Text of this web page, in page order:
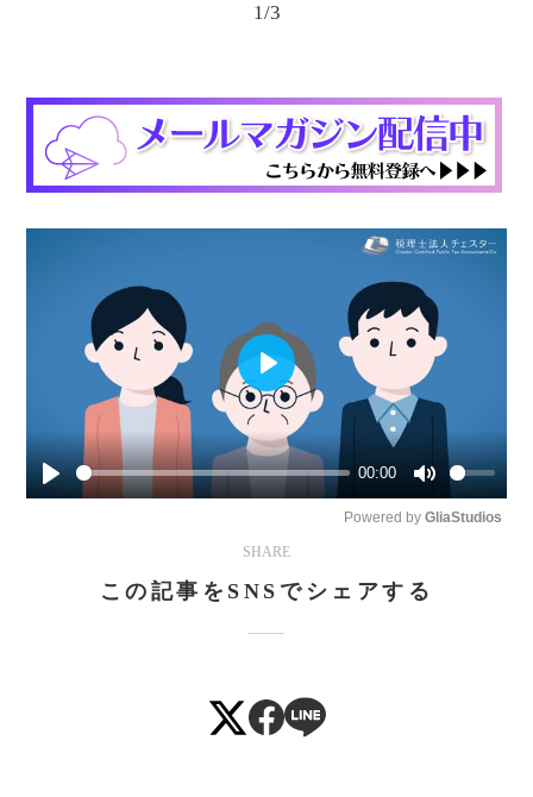
1/3
Play
00:00
Mute
Play
Powered by GliaStudios
SHARE
この記事をSNSでシェアする